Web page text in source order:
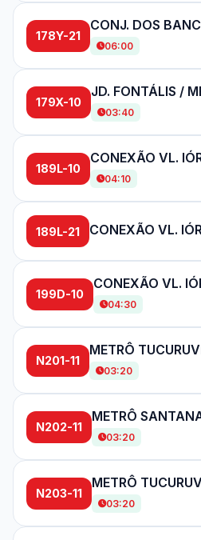
178Y-21
06:00
179X-10
03:40
189L-10
CONEXÃO VL.
04:10
189L-21 CONEXÃO VL.
199D-10
04:30
N201-11
03:20
N202-11
03:20
N203-11
03:20